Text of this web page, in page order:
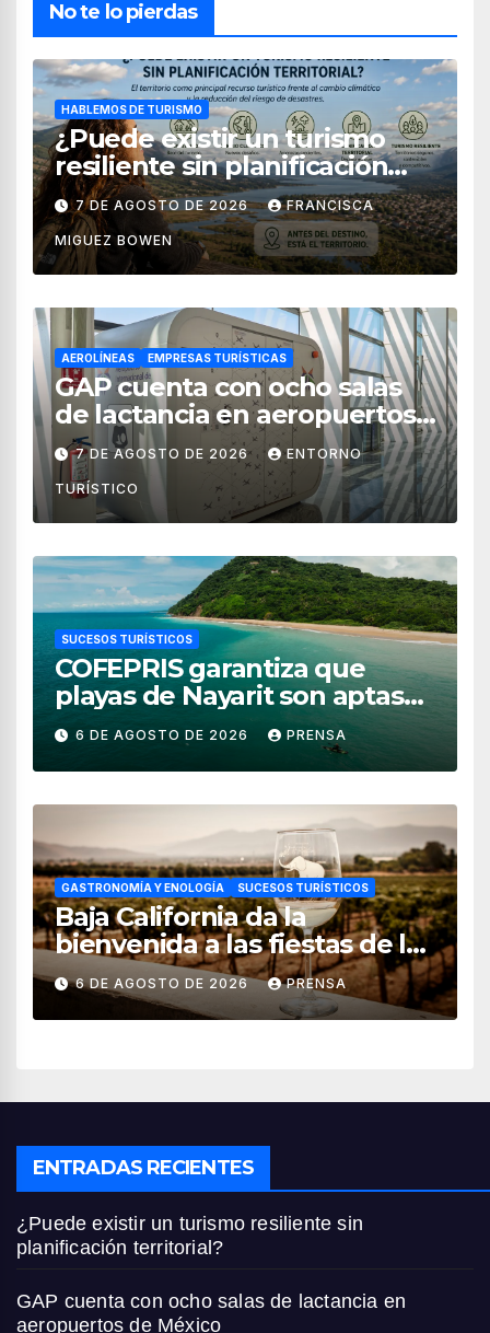
No te lo pierdas
HABLEMOS DE TURISMO
¿Puede existir un turismo
resiliente sin planificación
territorial?
7 DE AGOSTO DE 2026 FRANCISCA
MIGUEZ BOWEN
AEROLÍNEAS EMPRESAS TURÍSTICAS
GAP cuenta con ocho salas
de lactancia en aeropuertos
de México
7 DE AGOSTO DE 2026 ENTORNO
TURÍSTICO
SUCESOS TURÍSTICOS
COFEPRIS garantiza que
playas de Nayarit son aptas
para uso recreativo
6 DE AGOSTO DE 2026 PRENSA
GASTRONOMÍA Y ENOLOGÍA SUCESOS TURÍSTICOS
Baja California da la
bienvenida a las fiestas de la
vendimia 2026
6 DE AGOSTO DE 2026 PRENSA
ENTRADAS RECIENTES
¿Puede existir un turismo resiliente sin
planificación territorial?
GAP cuenta con ocho salas de lactancia en
aeropuertos de México